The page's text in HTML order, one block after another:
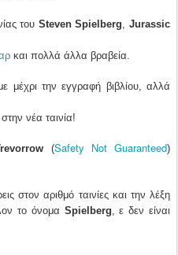
του Steven Spielberg,Jurassic
και πολλά άλλα βραβεία.
την εγγραφή βιβλίου, αλλά
νέα ταινία!
(Safety Not Guaranteed)
στον αριθμό ταινίες και την λέξη
το όνομα Spielberg, ε δεν είναι